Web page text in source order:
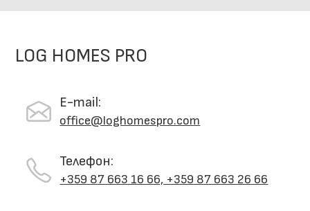
LOG HOMES PRO
E-mail:
office@loghomespro.com
Телефон:
+359 87 663 16 66, +359 87 663 26 66